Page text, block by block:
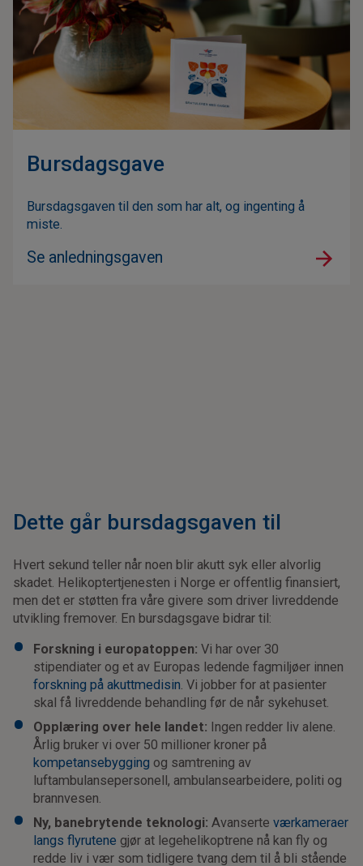
Bursdagsgave
Bursdagsgaven til den som har alt, og ingenting å
miste.
Se anledningsgaven
Dette går bursdagsgaven til
Hvert sekund teller når noen blir akutt syk eller alvorlig
skadet. Helikoptertjenesten i Norge er offentlig finansiert,
men det er støtten fra våre givere som driver livreddende
utvikling fremover. En bursdagsgave bidrar til:
Forskning i europatoppen: Vi har over 30
stipendiater og et av Europas ledende fagmiljøer innen
forskning på akuttmedisin. Vi jobber for at pasienter
skal få livreddende behandling før de når sykehuset.
Opplæring over hele landet: Ingen redder liv alene.
Årlig bruker vi over 50 millioner kroner på
kompetansebygging og samtrening av
luftambulansepersonell, ambulansearbeidere, politi og
brannvesen.
Ny, banebrytende teknologi: Avanserte værkameraer
langs flyrutene gjør at legehelikoptrene nå kan fly og
redde liv i vær som tidligere tvang dem til å bli stående